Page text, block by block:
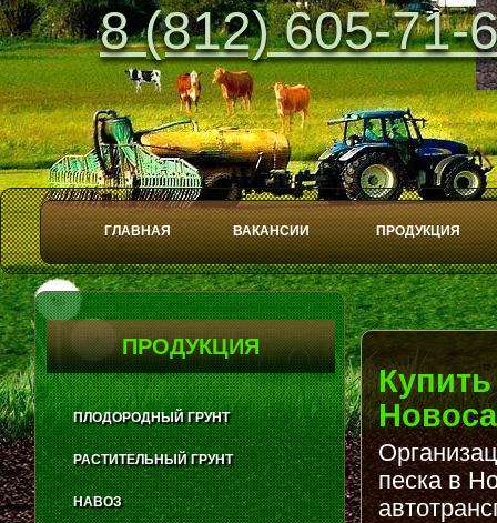
8 (812) 605-71-
ГЛАВНАЯ ВАКАНСИИ ПРОДУКЦИЯ
Play
Stop
песка в
ПРОДУКЦИЯ
ПЛОДОРОДНЫЙ ГРУНТ
РАСТИТЕЛЬНЫЙ ГРУНТ
НАВОЗ